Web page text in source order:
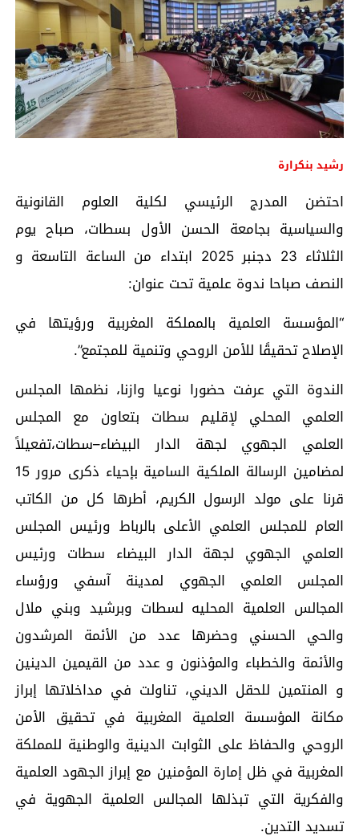
رشيد بنكرارة
احتضن المدرج الرئيسي لكلية العلوم القانونية
والسياسية بجامعة الحسن الأول بسطات، صباح يوم
الثلاثاء 23 دجنبر 2025 ابتداء من الساعة التاسعة و
النصف صباحا ندوة علمية تحت عنوان:
“المؤسسة العلمية بالمملكة المغربية ورؤيتها في
الإصلاح تحقيقًا للأمن الروحي وتنمية للمجتمع”.
الندوة التي عرفت حضورا نوعيا وازنا، نظمها المجلس
العلمي المحلي لإقليم سطات بتعاون مع المجلس
العلمي الجهوي لجهة الدار البيضاء–سطات،تفعيلاً
لمضامين الرسالة الملكية السامية بإحياء ذكرى مرور 15
قرنا على مولد الرسول الكريم، أطرها كل من الكاتب
العام للمجلس العلمي الأعلى بالرباط ورئيس المجلس
العلمي الجهوي لجهة الدار البيضاء سطات ورئيس
المجلس العلمي الجهوي لمدينة آسفي ورؤساء
المجالس العلمية المحليه لسطات وبرشيد وبني ملال
والحي الحسني وحضرها عدد من الأئمة المرشدون
والأئمة والخطباء والمؤذنون و عدد من القيمين الدينين
و المنتمين للحقل الديني، تناولت في مداخلاتها إبراز
مكانة المؤسسة العلمية المغربية في تحقيق الأمن
الروحي والحفاظ على الثوابت الدينية والوطنية للمملكة
المغربية في ظل إمارة المؤمنين مع إبراز الجهود العلمية
والفكرية التي تبذلها المجالس العلمية الجهوية في
تسديد التدين.